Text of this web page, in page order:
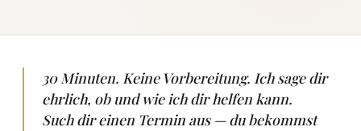
30 Minuten. Keine Vorbereitung. Ich sage dir
ehrlich, ob und wie ich dir helfen kann.
Such dir einen Termin aus — du bekommst